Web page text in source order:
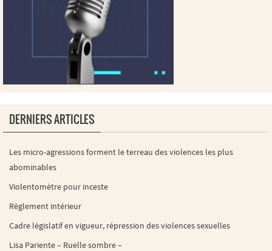
DERNIERS ARTICLES
Les micro-agressions forment le terreau des violences les plus
abominables
Violentomètre pour inceste
Règlement intérieur
Cadre législatif en vigueur, répression des violences sexuelles
Lisa Pariente – Ruelle sombre –